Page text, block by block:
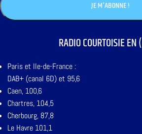
RADIO COURTOISIE
Paris et Ile-de-France :
DAB+ (canal 6D) et 95,6
Caen, 100,6
Chartres, 104,5
Cherbourg, 87,8
Le Havre 101,1